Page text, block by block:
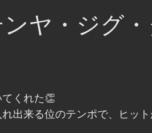
ヤ・ジグ
くれた👏
出来る位のテンポで、ヒッ